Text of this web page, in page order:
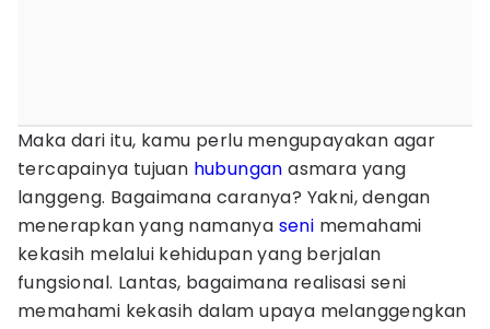
Maka dari itu, kamu perlu mengupayakan agar
tercapainya tujuan hubungan asmara yang
langgeng. Bagaimana caranya? Yakni, dengan
menerapkan yang namanya seni memahami
kekasih melalui kehidupan yang berjalan
fungsional. Lantas, bagaimana realisasi seni
memahami kekasih dalam upaya melanggengkan